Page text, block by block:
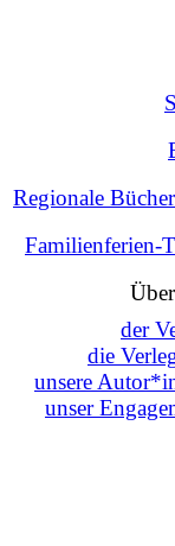
Regionale
Familienferien-
der
die
unsere
unser